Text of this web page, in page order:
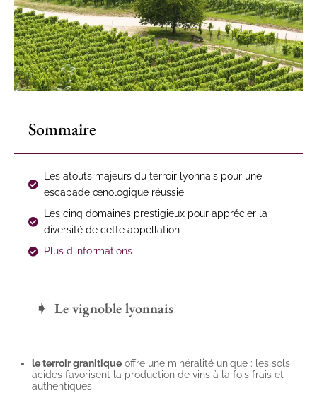
Sommaire
Les atouts majeurs du terroir lyonnais pour une
escapade œnologique réussie
Les cinq domaines prestigieux pour apprécier la
diversité de cette appellation
Plus d’informations
Le vignoble lyonnais
le terroir granitique offre une minéralité unique : les sols
acides favorisent la production de vins à la fois frais et
authentiques ;